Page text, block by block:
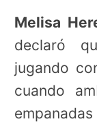
Melisa
declaró
jugando
cuando